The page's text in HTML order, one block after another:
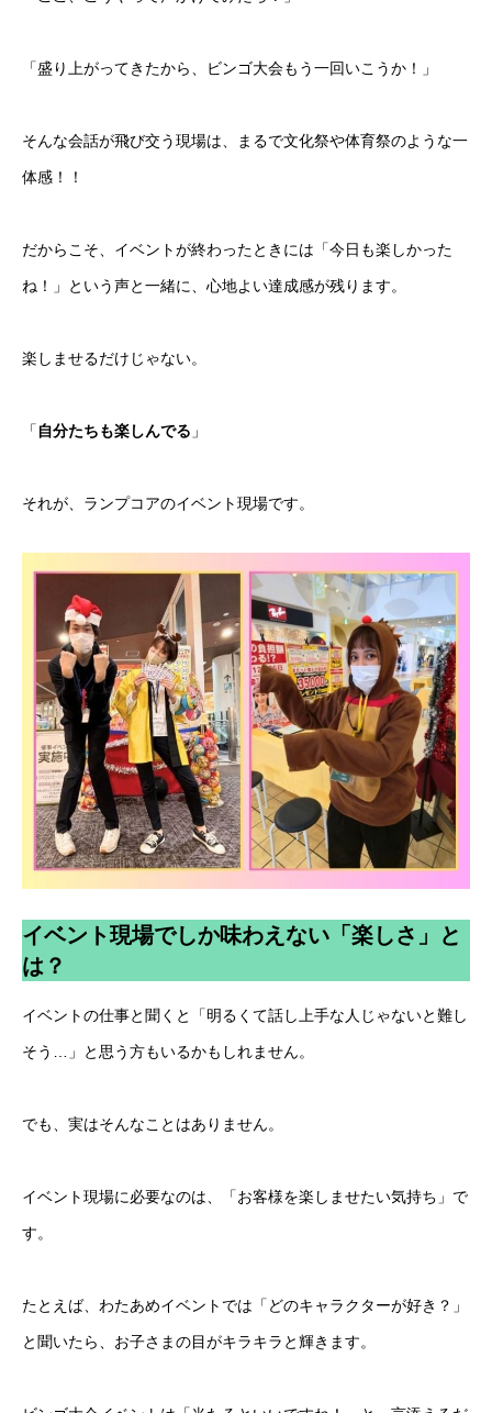
「盛り上がってきたから、ビンゴ大会もう一回いこうか！」
そんな会話が飛び交う現場は、まるで文化祭や体育祭のような一
体感！！
だからこそ、イベントが終わったときには「今日も楽しかった
ね！」という声と一緒に、心地よい達成感が残ります。
楽しませるだけじゃない。
「 自分たちも楽しんでる 」
それが、ランプコアのイベント現場です。
イベント現場でしか味わえない「楽しさ」と
は？
イベントの仕事と聞くと「明るくて話し上手な人じゃないと難し
そう…」と思う方もいるかもしれません。
でも、実はそんなことはありません。
イベント現場に必要なのは、「お客様を楽しませたい気持ち」で
す。
たとえば、わたあめイベントでは「どのキャラクターが好き？」
と聞いたら、お子さまの目がキラキラと輝きます。